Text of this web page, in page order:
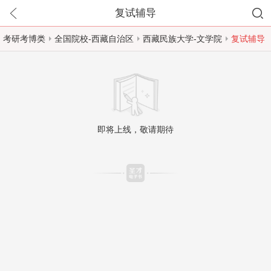
复试辅导
考研考博类 全国院校-西藏自治区 西藏民族大学-文学院 复试辅导
即将上线，敬请期待